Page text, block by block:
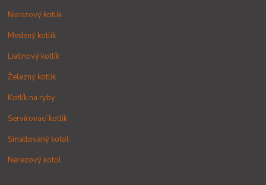
Nerezový kotlík
Medený kotlík
Liatinový kotlík
Železný kotlík
Kotlík na ryby
Servírovací kotlík
Smaltovaný kotol
Nerezový kotol